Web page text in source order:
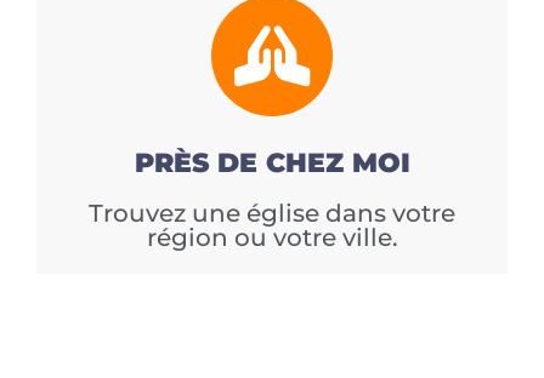
PRÈS DE CHEZ MOI
Trouvez une église dans votre
région ou votre ville.